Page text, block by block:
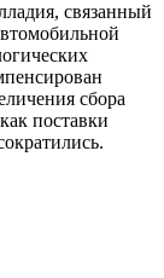
связанный
сбора
поставки